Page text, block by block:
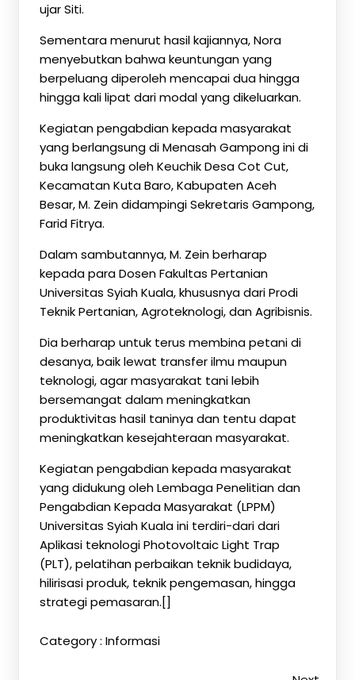
ujar Siti.
Sementara menurut hasil kajiannya, Nora
menyebutkan bahwa keuntungan yang
berpeluang diperoleh mencapai dua hingga
hingga kali lipat dari modal yang dikeluarkan.
Kegiatan pengabdian kepada masyarakat
yang berlangsung di Menasah Gampong ini di
buka langsung oleh Keuchik Desa Cot Cut,
Kecamatan Kuta Baro, Kabupaten Aceh
Besar, M. Zein didampingi Sekretaris Gampong,
Farid Fitrya.
Dalam sambutannya, M. Zein berharap
kepada para Dosen Fakultas Pertanian
Universitas Syiah Kuala, khususnya dari Prodi
Teknik Pertanian, Agroteknologi, dan Agribisnis.
Dia berharap untuk terus membina petani di
desanya, baik lewat transfer ilmu maupun
teknologi, agar masyarakat tani lebih
bersemangat dalam meningkatkan
produktivitas hasil taninya dan tentu dapat
meningkatkan kesejahteraan masyarakat.
Kegiatan pengabdian kepada masyarakat
yang didukung oleh Lembaga Penelitian dan
Pengabdian Kepada Masyarakat (LPPM)
Universitas Syiah Kuala ini terdiri-dari dari
Aplikasi teknologi Photovoltaic Light Trap
(PLT), pelatihan perbaikan teknik budidaya,
hilirisasi produk, teknik pengemasan, hingga
strategi pemasaran.[]
Category : Informasi